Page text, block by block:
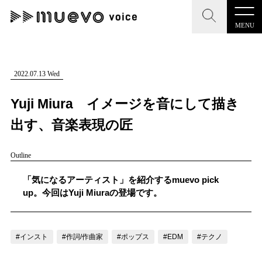
MENU
CLOSE
記事を検索する
人気ワード
#男性SSW #ポップス #女性SSW
CLOSE
"読者の声を形にする”音楽特化メディア
MENU
記事一覧
2022.07.13 Wed
Yuji Miura イメージを音にして描き
出す、音楽表現の匠
Outline
「気になるアーティスト」を紹介するmuevo pick
up。今回はYuji Miuraの登場です。
#インスト #作詞/作曲家 #ポップス #EDM #テクノ